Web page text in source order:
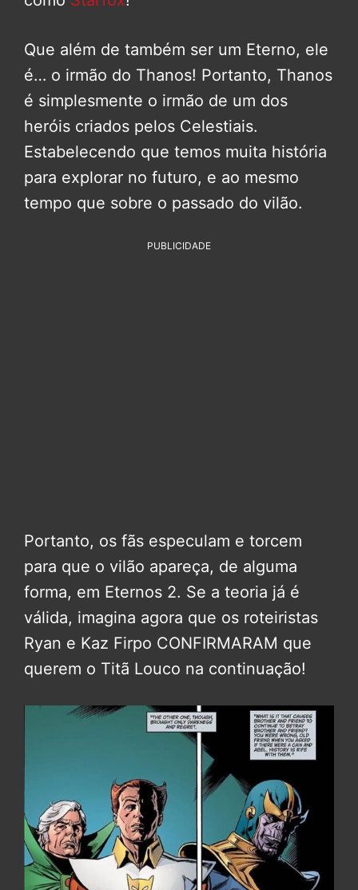
Que além de também ser um Eterno, ele
é… o irmão do Thanos! Portanto, Thanos
é simplesmente o irmão de um dos
heróis criados pelos Celestiais.
Estabelecendo que temos muita história
para explorar no futuro, e ao mesmo
tempo que sobre o passado do vilão.
PUBLICIDADE
Portanto, os fãs especulam e torcem
para que o vilão apareça, de alguma
forma, em Eternos 2. Se a teoria já é
válida, imagina agora que os roteiristas
Ryan e Kaz Firpo CONFIRMARAM que
querem o Titã Louco na continuação!